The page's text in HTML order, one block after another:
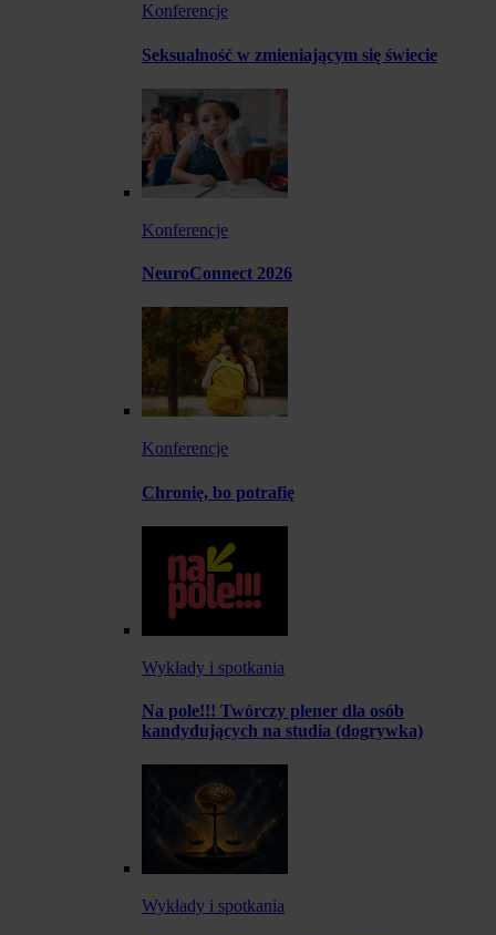
Konferencje
Seksualność w zmieniającym się świecie
Konferencje
NeuroConnect 2026
Konferencje
Chronię, bo potrafię
Wykłady i spotkania
Na pole!!! Twórczy plener dla osób
kandydujących na studia (dogrywka)
Wykłady i spotkania